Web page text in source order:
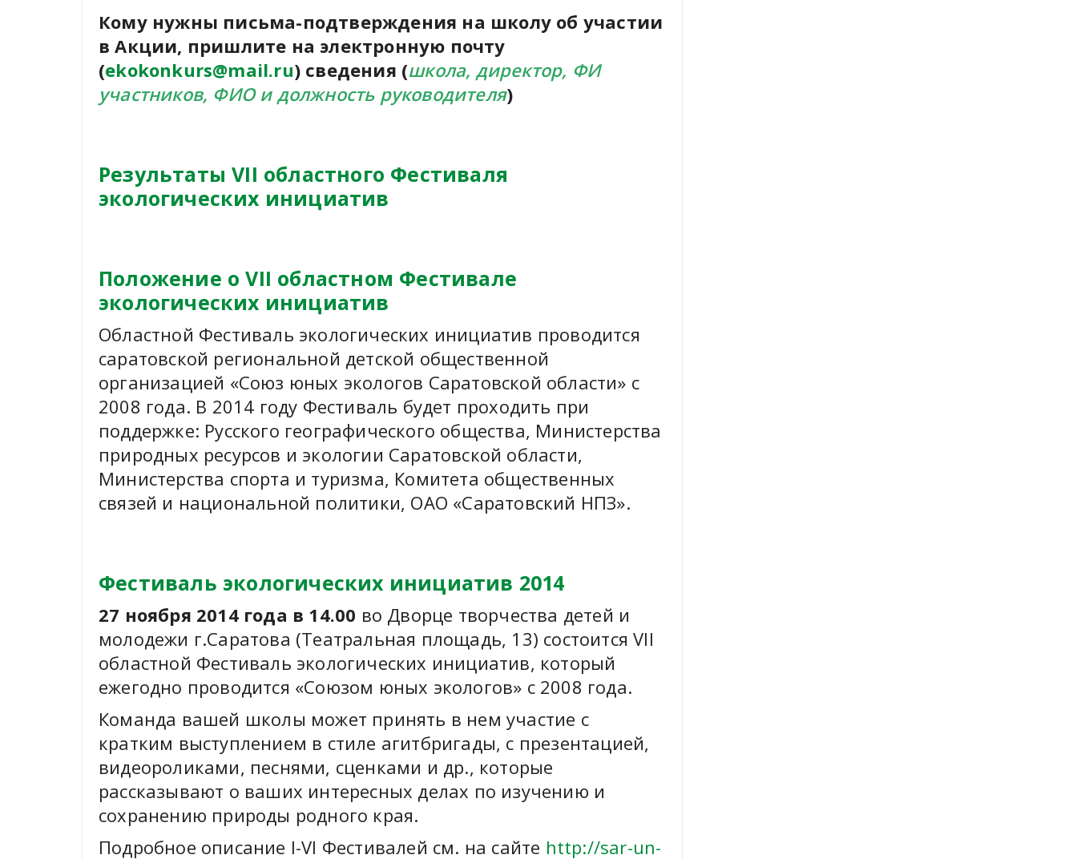
Кому нужны письма-подтверждения на школу об участии
в Акции, пришлите на электронную почту
(ekokonkurs@mail.ru) сведения (школа, директор, ФИ
участников, ФИО и должность руководителя)
Результаты VII областного Фестиваля
экологических инициатив
Положение о VII областном Фестивале
экологических инициатив
Областной Фестиваль экологических инициатив проводится
саратовской региональной детской общественной
организацией «Союз юных экологов Саратовской области» c
2008 года. В 2014 году Фестиваль будет проходить при
поддержке: Русского географического общества, Министерства
природных ресурсов и экологии Саратовской области,
Министерства спорта и туризма, Комитета общественных
связей и национальной политики, ОАО «Саратовский НПЗ».
Фестиваль экологических инициатив 2014
27 ноября 2014 года в 14.00 во Дворце творчества детей и
молодежи г.Саратова (Театральная площадь, 13) состоится VII
областной Фестиваль экологических инициатив, который
ежегодно проводится «Союзом юных экологов» с 2008 года.
Команда вашей школы может принять в нем участие с
кратким выступлением в стиле агитбригады, с презентацией,
видеороликами, песнями, сценками и др., которые
рассказывают о ваших интересных делах по изучению и
сохранению природы родного края.
Подробное описание I-VI Фестивалей см. на сайте http://sar-un-